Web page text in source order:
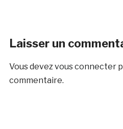
Laisser un
Vous devez vous connecter
commentaire.